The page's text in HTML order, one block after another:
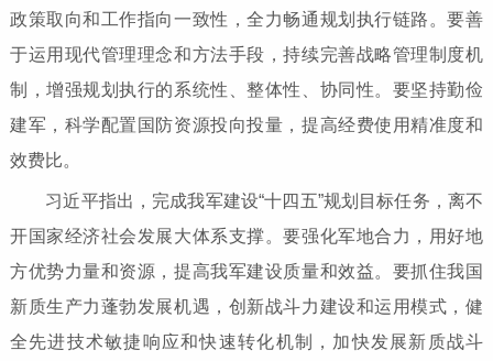
政策取向和工作指向一致性，全力畅通规划执行链路。要善
于运用现代管理理念和方法手段，持续完善战略管理制度机
制，增强规划执行的系统性、整体性、协同性。要坚持勤俭
建军，科学配置国防资源投向投量，提高经费使用精准度和
效费比。
习近平指出，完成我军建设“十四五”规划目标任务，离不
开国家经济社会发展大体系支撑。要强化军地合力，用好地
方优势力量和资源，提高我军建设质量和效益。要抓住我国
新质生产力蓬勃发展机遇，创新战斗力建设和运用模式，健
全先进技术敏捷响应和快速转化机制，加快发展新质战斗